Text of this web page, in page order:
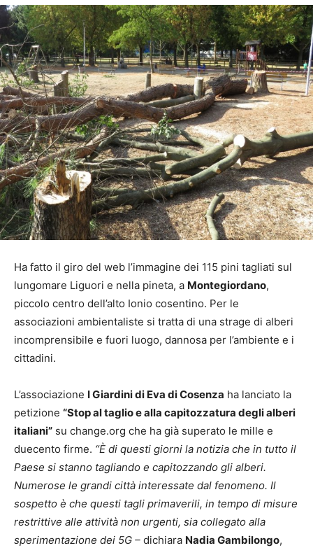
Ha fatto il giro del web l’immagine dei 115 pini tagliati sul
lungomare Liguori e nella pineta, a Montegiordano,
piccolo centro dell’alto Ionio cosentino. Per le
associazioni ambientaliste si tratta di una strage di alberi
incomprensibile e fuori luogo, dannosa per l’ambiente e i
cittadini.
L’associazione I Giardini di Eva di Cosenza ha lanciato la
petizione “Stop al taglio e alla capitozzatura degli alberi
italiani” su change.org che ha già superato le mille e
duecento firme. “È di questi giorni la notizia che in tutto il
Paese si stanno tagliando e capitozzando gli alberi.
Numerose le grandi città interessate dal fenomeno. Il
sospetto è che questi tagli primaverili, in tempo di misure
restrittive alle attività non urgenti, sia collegato alla
sperimentazione dei 5G – dichiara Nadia Gambilongo,